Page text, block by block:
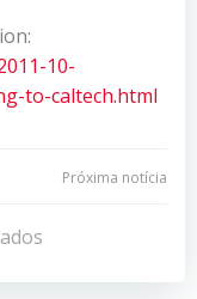
10-
to-caltech.html
Próxima notícia